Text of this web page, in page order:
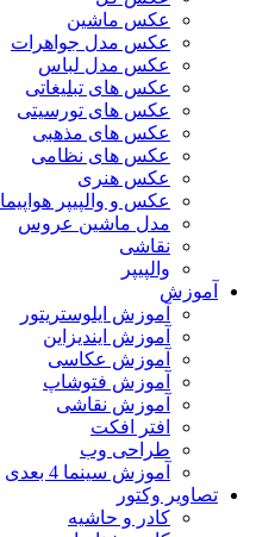
عکس ماشین
عکس مدل جواهرات
عکس مدل لباس
عکس های تبلیغاتی
عکس های تورسیتی
عکس های مذهبی
عکس های نظامی
عکس هنری
عکس و والپیپر هواپیما
مدل ماشین عروس
نقاشی
والپیپر
آموزش
آموزش ایلوستریتور
آموزش ایندیزاین
آموزش عکاسی
آموزش فتوشاپ
آموزش نقاشی
افتر افکت
طراحی وب
آموزش سینما 4 بعدی
تصاویر وکتور
کادر و حاشیه